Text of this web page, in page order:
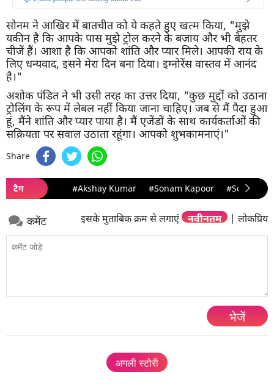
सोनम ने आखिर में बातचीत को ये कहते हुए खत्म किया, "मुझे
यकीन है कि आपके पास मुझे ट्रोल करने के बजाय और भी बेहतर
चीजें हैं। आशा है कि आपको शांति और प्यार मिले। आपकी राय के
लिए धन्यवाद, इसने मेरा दिन बना दिया। इग्नोरेंस वास्तव में आनंद
है।"
अशोक पंडित ने भी उसी तरह का उत्तर दिया, "कुछ मुद्दों को उठाना
ट्रोलिंग के रूप में लेबल नहीं किया जाना चाहिए। जब से मैं पैदा हुआ
हूं, मैंने शांति और प्यार पाया है। मैं एजेंडों के साथ कार्यकर्ताओं की
सक्रियता पर सवाल उठाता रहूंगा। आपको शुभकामनाएं।"
Share
टैग #Akshay Kumar #Sonam Kapoor #Sonam K
कमेंट इसके मुताबिक क्रम से लगाएं नवीनतम | लोकप्रिय
भेजें
अगली स्टोरी